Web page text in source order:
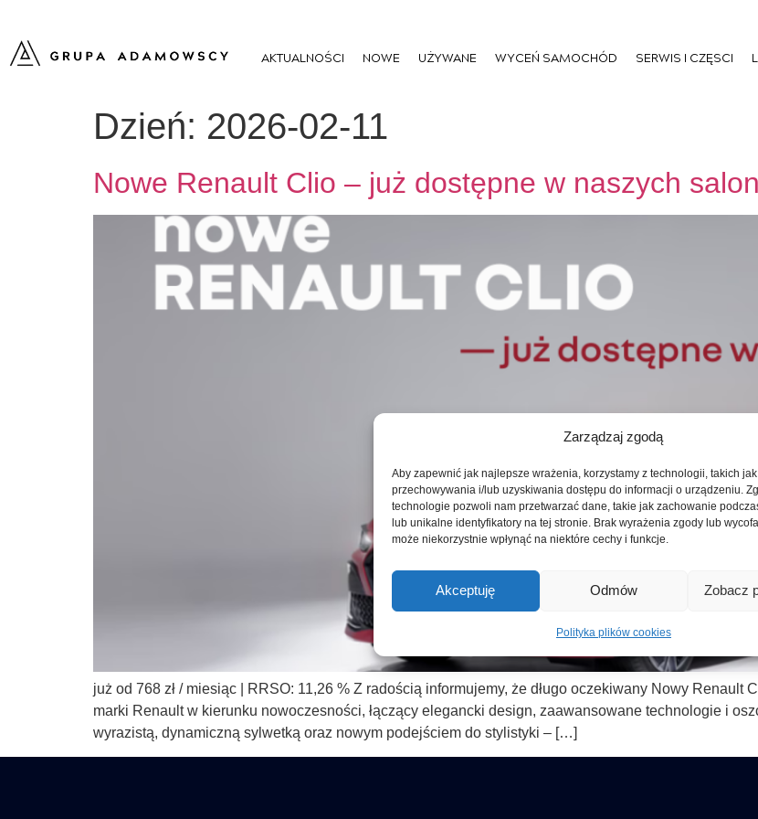
Zarządzaj zgodą
Aby zapewnić jak najlepsze wrażenia, korzystamy z technologii, takich
przechowywania i/lub uzyskiwania dostępu do informacji o urządzeniu.
technologie pozwoli nam przetwarzać dane, takie jak zachowanie
lub unikalne identyfikatory na tej stronie. Brak wyrażenia zgody lub
może niekorzystnie wpłynąć na niektóre cechy i funkcje.
Akceptuję Odmów Zobacz
Polityka plików cookies
AKTUALNOŚCI NOWE UŻYWANE WYCEŃ SAMOCHÓD SERWIS I CZĘSCI
Dzień: 2026-02-11
Nowe Renault Clio – już dostępne w naszych
już od 768 zł / miesiąc | RRSO: 11,26 % Z radością informujemy, że długo oczekiwany Nowy
marki Renault w kierunku nowoczesności, łączący elegancki design, zaawansowane technologie i
wyrazistą, dynamiczną sylwetką oraz nowym podejściem do stylistyki – […]